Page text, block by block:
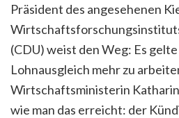
Präsident des angesehenen
(CDU) weist den Weg: Es
Lohnausgleich mehr zu
Wirtschaftsministerin
wie man das erreicht: der